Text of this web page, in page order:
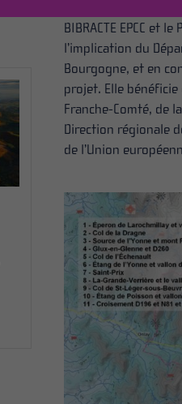
LA GOUVERNANCE
Le Parc naturel régional est
organisé sous la forme d’un
syndicat mixte réunissant
l’ensemble des co...
La démarche
BIBRACTE EPCC et
l’implication du
Bourgogne, et en
projet. Elle bénéficie
Franche-Comté, de
Direction régionale
de l’Union